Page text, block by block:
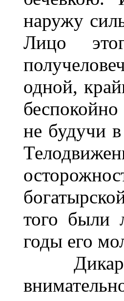
наружу
Лицо
одной,
не будучи
того были
годы его
Дикарь